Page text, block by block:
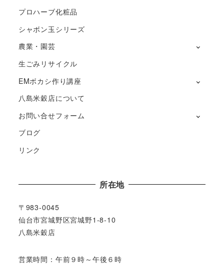
プロハーブ化粧品
シャボン玉シリーズ
農業・園芸
生ごみリサイクル
EMボカシ作り講座
八島米穀店について
お問い合せフォーム
ブログ
リンク
所在地
〒983-0045
仙台市宮城野区宮城野1-8-10
八島米穀店
営業時間：午前９時～午後６時